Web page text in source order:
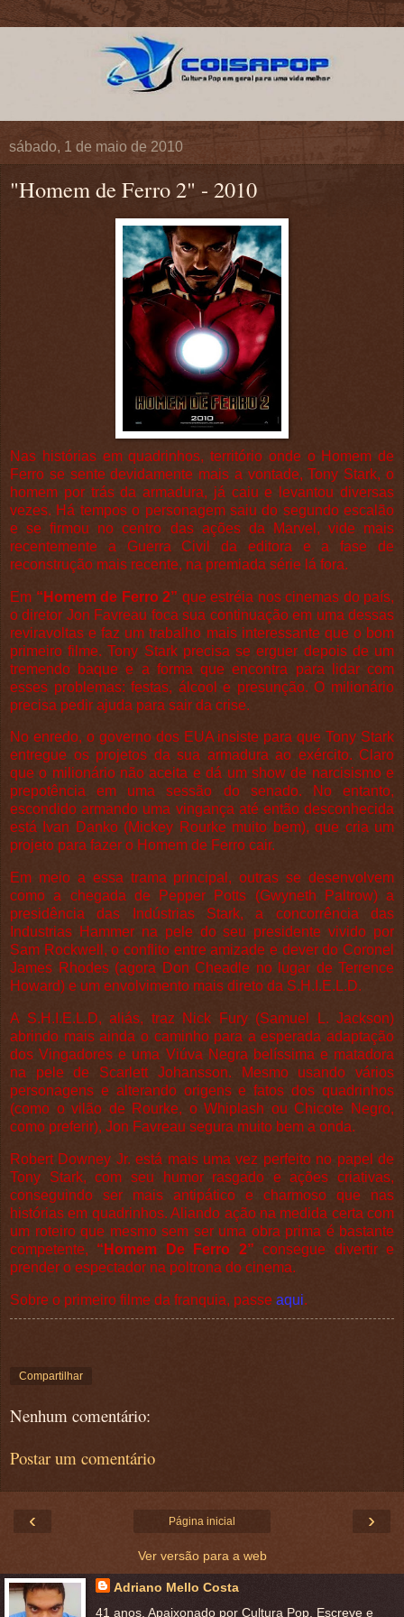
sábado, 1 de maio de 2010
"Homem de Ferro 2" - 2010
Nas histórias em quadrinhos, território onde o Homem de
Ferro se sente devidamente mais a vontade, Tony Stark, o
homem por trás da armadura, já caiu e levantou diversas
vezes. Há tempos o personagem saiu do segundo escalão
e se firmou no centro das ações da Marvel, vide mais
recentemente a Guerra Civil da editora e a fase de
reconstrução mais recente, na premiada série lá fora.
Em “Homem de Ferro 2” que estréia nos cinemas do país,
o diretor Jon Favreau foca sua continuação em uma dessas
reviravoltas e faz um trabalho mais interessante que o bom
primeiro filme. Tony Stark precisa se erguer depois de um
tremendo baque e a forma que encontra para lidar com
esses problemas: festas, álcool e presunção. O milionário
precisa pedir ajuda para sair da crise.
No enredo, o governo dos EUA insiste para que Tony Stark
entregue os projetos da sua armadura ao exército. Claro
que o milionário não aceita e dá um show de narcisismo e
prepotência em uma sessão do senado. No entanto,
escondido armando uma vingança até então desconhecida
está Ivan Danko (Mickey Rourke muito bem), que cria um
projeto para fazer o Homem de Ferro cair.
Em meio a essa trama principal, outras se desenvolvem
como a chegada de Pepper Potts (Gwyneth Paltrow) a
presidência das Indústrias Stark, a concorrência das
Industrias Hammer na pele do seu presidente vivido por
Sam Rockwell, o conflito entre amizade e dever do Coronel
James Rhodes (agora Don Cheadle no lugar de Terrence
Howard) e um envolvimento mais direto da S.H.I.E.L.D.
A S.H.I.E.L.D, aliás, traz Nick Fury (Samuel L. Jackson)
abrindo mais ainda o caminho para a esperada adaptação
dos Vingadores e uma Viúva Negra belíssima e matadora
na pele de Scarlett Johansson. Mesmo usando vários
personagens e alterando origens e fatos dos quadrinhos
(como o vilão de Rourke, o Whiplash ou Chicote Negro,
como preferir), Jon Favreau segura muito bem a onda.
Robert Downey Jr. está mais uma vez perfeito no papel de
Tony Stark, com seu humor rasgado e ações criativas,
conseguindo ser mais antipático e charmoso que nas
histórias em quadrinhos. Aliando ação na medida certa com
um roteiro que mesmo sem ser uma obra prima é bastante
competente, “Homem De Ferro 2” consegue divertir e
prender o espectador na poltrona do cinema.
Sobre o primeiro filme da franquia, passe aqui.
Compartilhar
Nenhum comentário:
Postar um comentário
‹ ›
Página inicial
Ver versão para a web
Adriano Mello Costa
41 anos. Apaixonado por Cultura Pop. Escreve e